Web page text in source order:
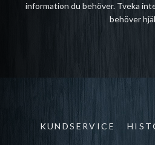
information du behöver. Tveka
behöver
KUNDSERVICE